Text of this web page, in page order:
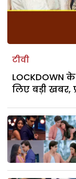
टीवी
LOCKDOWN
लिए बड़ी खबर,